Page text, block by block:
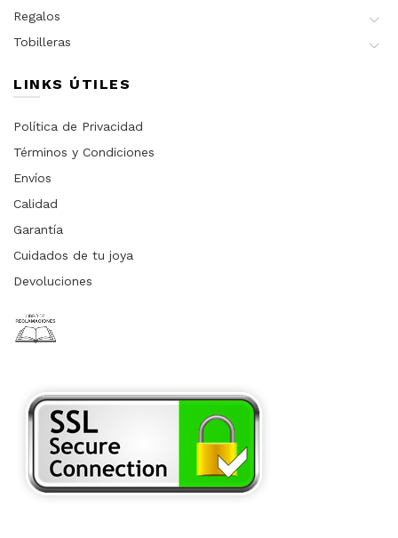
Regalos
Tobilleras
LINKS ÚTILES
Política de Privacidad
Términos y Condiciones
Envíos
Calidad
Garantía
Cuidados de tu joya
Devoluciones